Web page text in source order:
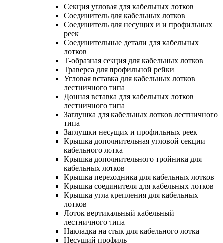
Секция угловая для кабельных лотков
Соединитель для кабельных лотков
Соединитель для несущих и и профильных
реек
Соединительные детали для кабельных
лотков
Т-образная секция для кабельных лотков
Траверса для профильной рейки
Угловая вставка для кабельных лотков
лестничного типа
Донная вставка для кабельных лотков
лестничного типа
Заглушка для кабельных лотков лестничного
типа
Заглушки несущих и профильных реек
Крышка дополнительная угловой секции
кабельного лотка
Крышка дополнительного тройника для
кабельных лотков
Крышка переходника для кабельных лотков
Крышка соединителя для кабельных лотков
Крышка угла крепления для кабельных
лотков
Лоток вертикальный кабельный
лестничного типа
Накладка на стык для кабельного лотка
Несущий профиль